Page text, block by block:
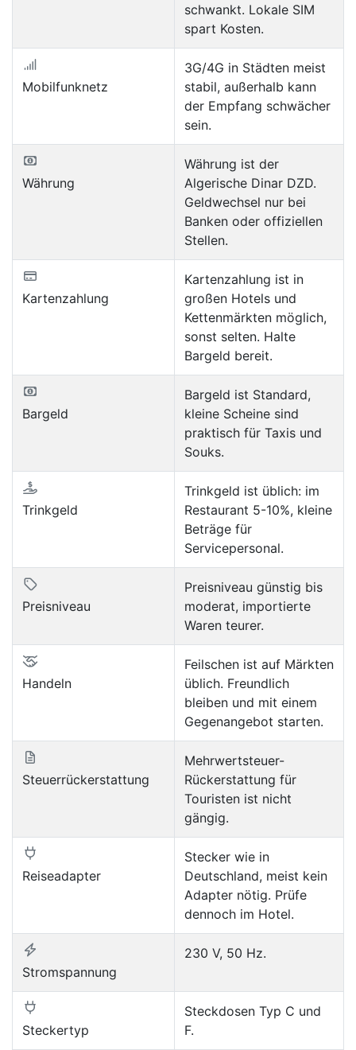
schwankt. Lokale SIM
spart Kosten.
Mobilfunknetz
3G/4G in Städten meist
stabil, außerhalb kann
der Empfang schwächer
sein.
Währung
Währung ist der
Algerische Dinar DZD.
Geldwechsel nur bei
Banken oder offiziellen
Stellen.
Kartenzahlung
Kartenzahlung ist in
großen Hotels und
Kettenmärkten möglich,
sonst selten. Halte
Bargeld bereit.
Bargeld
Bargeld ist Standard,
kleine Scheine sind
praktisch für Taxis und
Souks.
Trinkgeld
Trinkgeld ist üblich: im
Restaurant 5-10%, kleine
Beträge für
Servicepersonal.
Preisniveau
Preisniveau günstig bis
moderat, importierte
Waren teurer.
Handeln
Feilschen ist auf Märkten
üblich. Freundlich
bleiben und mit einem
Gegenangebot starten.
Steuerrückerstattung
Mehrwertsteuer-
Rückerstattung für
Touristen ist nicht
gängig.
Reiseadapter
Stecker wie in
Deutschland, meist kein
Adapter nötig. Prüfe
dennoch im Hotel.
Stromspannung
230 V, 50 Hz.
Steckertyp
Steckdosen Typ C und
F.